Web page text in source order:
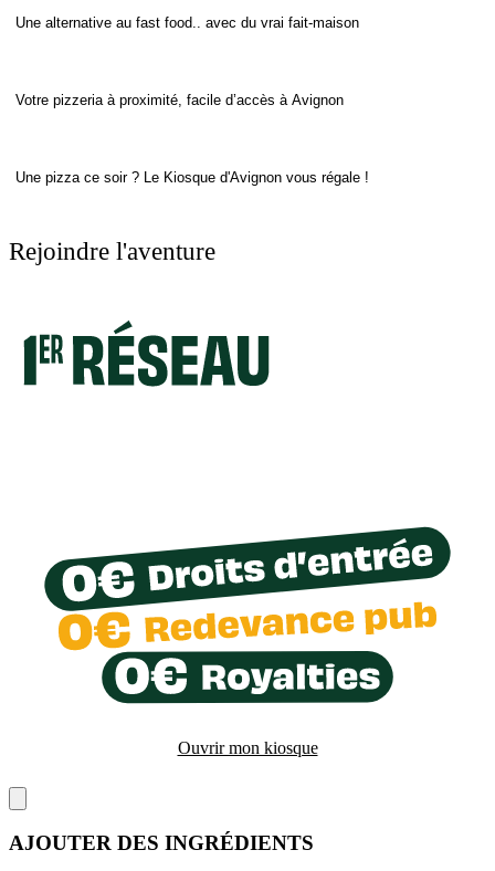
Une alternative au fast food.. avec du vrai fait-maison
Votre pizzeria à proximité, facile d’accès à Avignon
Une pizza ce soir ? Le Kiosque d'Avignon vous régale !
Rejoindre l'aventure
Ouvrir mon kiosque
AJOUTER DES INGRÉDIENTS